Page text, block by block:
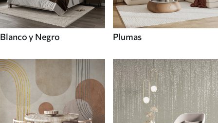
Blanco y Negro Plumas